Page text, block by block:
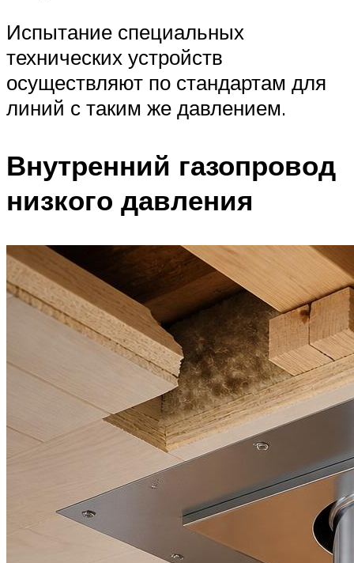
Испытание специальных
технических устройств
осуществляют по стандартам для
линий с таким же давлением.
Внутренний газопровод
низкого давления